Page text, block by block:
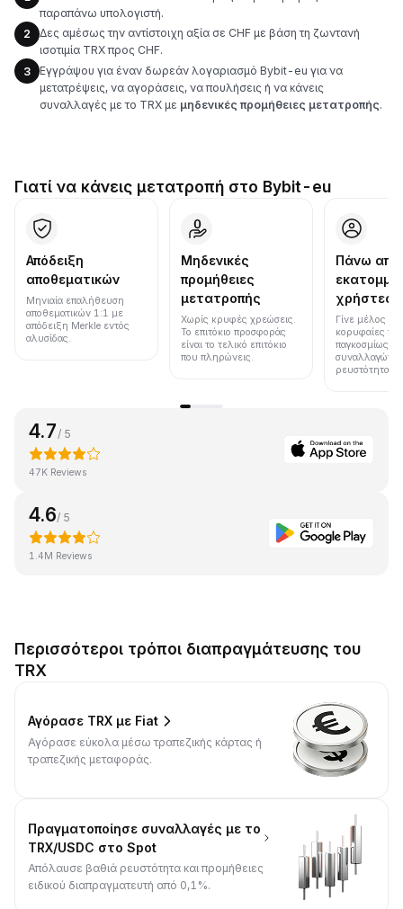
παραπάνω υπολογιστή.
2
Δες αμέσως την αντίστοιχη αξία σε CHF με βάση τη ζωντανή
ισοτιμία TRX προς CHF.
3
Εγγράψου για έναν δωρεάν λογαριασμό Bybit-eu για να
μετατρέψεις, να αγοράσεις, να πουλήσεις ή να κάνεις
συναλλαγές με το TRX με μηδενικές προμήθειες μετατροπής.
Γιατί να κάνεις μετατροπή στο Bybit-eu
Απόδειξη
αποθεματικών
Μηνιαία επαλήθευση
αποθεματικών 1:1 με
απόδειξη Merkle εντός
αλυσίδας.
Μηδενικές
προμήθειες
μετατροπής
Χωρίς κρυφές χρεώσεις.
Το επιτόκιο προσφοράς
είναι το τελικό επιτόκιο
που πληρώνεις.
Πάνω από
χρήστες
Γίνε μέλος
κορυφαίες
παγκοσμίως
συναλλαγών
ρευστότητα.
4.7 / 5
47K Reviews
4.6/ 5
1.4M Reviews
Περισσότεροι τρόποι διαπραγμάτευσης του
TRX
Αγόρασε TRX με Fiat
Αγόρασε εύκολα μέσω τραπεζικής κάρτας ή
τραπεζικής μεταφοράς.
Πραγματοποίησε συναλλαγές με το
TRX/USDC στο Spot
Απόλαυσε βαθιά ρευστότητα και προμήθειες
ειδικού διαπραγματευτή από 0,1%.